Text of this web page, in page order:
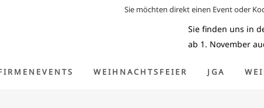
Sie möchten direkt einen Event oder
Sie finden uns in
ab 1. November
WEIHNACHTSFEIER JGA